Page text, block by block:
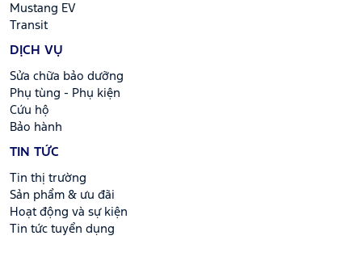
Mustang EV
Transit
DỊCH VỤ
Sửa chữa bảo dưỡng
Phụ tùng - Phụ kiện
Cứu hộ
Bảo hành
TIN TỨC
Tin thị trường
Sản phẩm & ưu đãi
Hoạt động và sự kiện
Tin tức tuyển dụng